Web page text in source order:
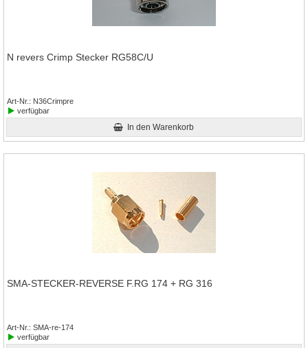
N revers Crimp Stecker RG58C/U
Art-Nr.
N36Crimpre
verfügbar
In den Warenkorb
SMA-STECKER-REVERSE F.RG 174 + RG 316
Art-Nr. SMA-re-174
verfügbar